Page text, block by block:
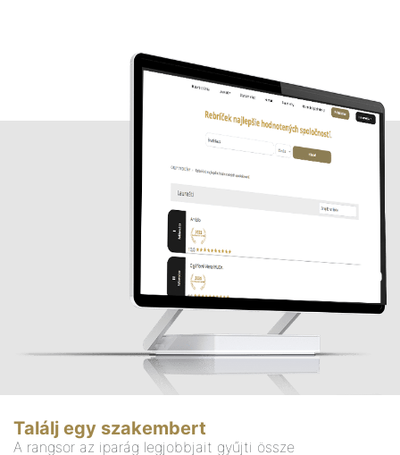
Találj egy szakembert
A rangsor az iparág legjobbjait gyűjti össze